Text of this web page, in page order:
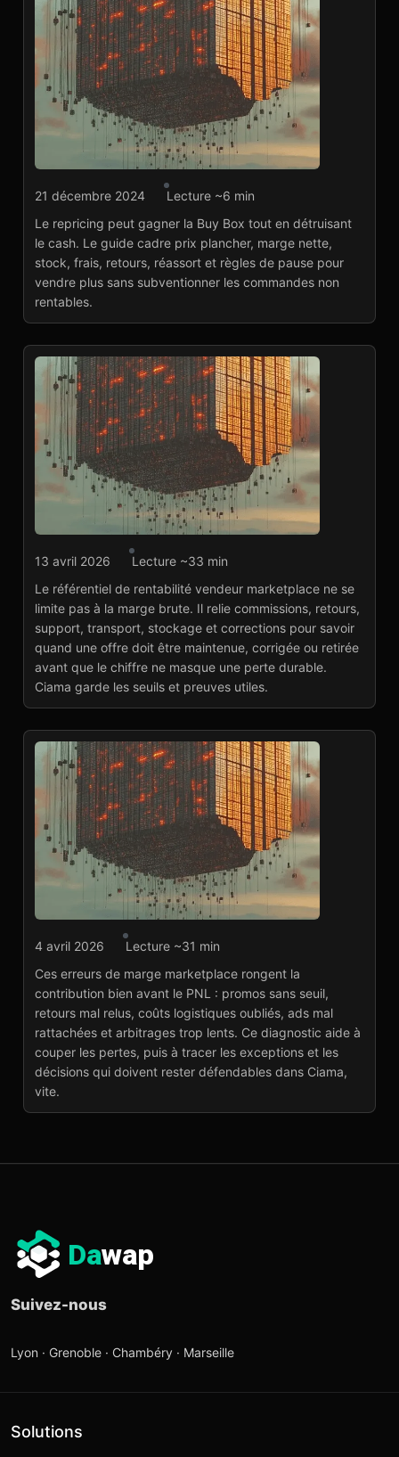
Agence marketplace
brûler le cash
Lire l'article→
21 décembre 2024
Lecture ~6 min
Le repricing peut gagner la Buy Box tout en détruisant
le cash. Le guide cadre prix plancher, marge nette,
stock, frais, retours, réassort et règles de pause pour
vendre plus sans subventionner les commandes non
rentables.
Agence marketplace
marketplace : trancher
par marge, charge et
risque
Lire l'article→
13 avril 2026
Lecture ~33 min
Le référentiel de rentabilité vendeur marketplace ne se
limite pas à la marge brute. Il relie commissions, retours,
support, transport, stockage et corrections pour savoir
quand une offre doit être maintenue, corrigée ou retirée
avant que le chiffre ne masque une perte durable.
Ciama garde les seuils et preuves utiles.
Agence marketplace
erreurs qui vident la
contribution
Lire l'article→
4 avril 2026
Lecture ~31 min
Ces erreurs de marge marketplace rongent la
contribution bien avant le PNL : promos sans seuil,
retours mal relus, coûts logistiques oubliés, ads mal
rattachées et arbitrages trop lents. Ce diagnostic aide à
couper les pertes, puis à tracer les exceptions et les
décisions qui doivent rester défendables dans Ciama,
vite.
Dawap
Suivez-nous
Lyon · Grenoble · Chambéry · Marseille
Solutions